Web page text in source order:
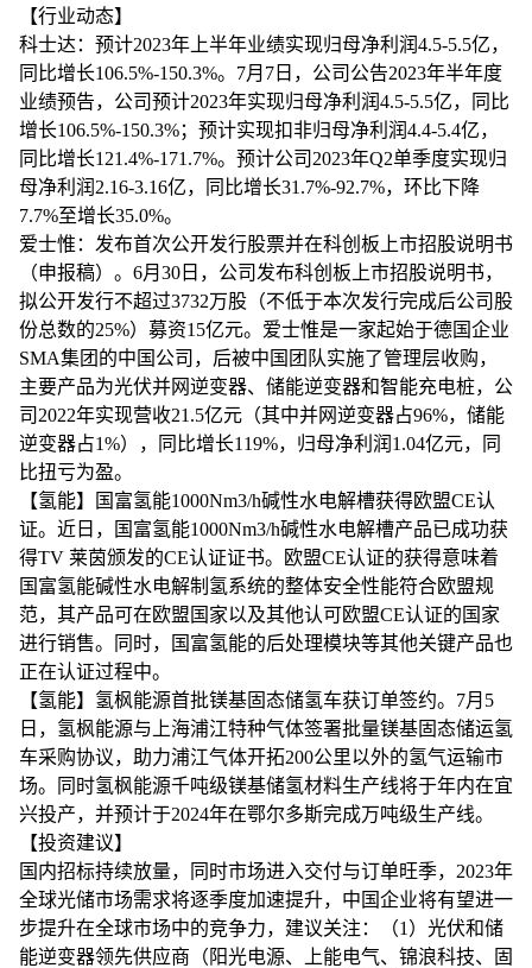
【行业动态】
科士达：预计2023年上半年业绩实现归母净利润4.5-5.5亿，
同比增长106.5%-150.3%。7月7日，公司公告2023年半年度
业绩预告，公司预计2023年实现归母净利润4.5-5.5亿，同比
增长106.5%-150.3%；预计实现扣非归母净利润4.4-5.4亿，
同比增长121.4%-171.7%。预计公司2023年Q2单季度实现归
母净利润2.16-3.16亿，同比增长31.7%-92.7%，环比下降
7.7%至增长35.0%。
爱士惟：发布首次公开发行股票并在科创板上市招股说明书
（申报稿）。6月30日，公司发布科创板上市招股说明书，
拟公开发行不超过3732万股（不低于本次发行完成后公司股
份总数的25%）募资15亿元。爱士惟是一家起始于德国企业
SMA集团的中国公司，后被中国团队实施了管理层收购，
主要产品为光伏并网逆变器、储能逆变器和智能充电桩，公
司2022年实现营收21.5亿元（其中并网逆变器占96%，储能
逆变器占1%），同比增长119%，归母净利润1.04亿元，同
比扭亏为盈。
【氢能】国富氢能1000Nm3/h碱性水电解槽获得欧盟CE认
证。近日，国富氢能1000Nm3/h碱性水电解槽产品已成功获
得TV 莱茵颁发的CE认证证书。欧盟CE认证的获得意味着
国富氢能碱性水电解制氢系统的整体安全性能符合欧盟规
范，其产品可在欧盟国家以及其他认可欧盟CE认证的国家
进行销售。同时，国富氢能的后处理模块等其他关键产品也
正在认证过程中。
【氢能】氢枫能源首批镁基固态储氢车获订单签约。7月5
日，氢枫能源与上海浦江特种气体签署批量镁基固态储运氢
车采购协议，助力浦江气体开拓200公里以外的氢气运输市
场。同时氢枫能源千吨级镁基储氢材料生产线将于年内在宜
兴投产，并预计于2024年在鄂尔多斯完成万吨级生产线。
【投资建议】
国内招标持续放量，同时市场进入交付与订单旺季，2023年
全球光储市场需求将逐季度加速提升，中国企业将有望进一
步提升在全球市场中的竞争力，建议关注：（1）光伏和储
能逆变器领先供应商（阳光电源、上能电气、锦浪科技、固